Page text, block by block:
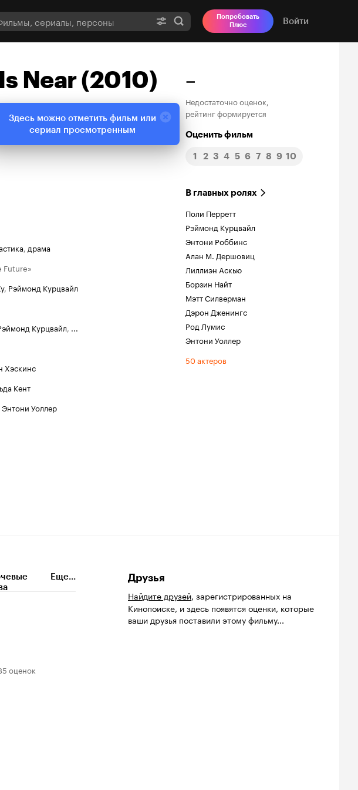
Попробовать
Плюс
Войти
Near (2010) –
Недостаточно оценок,
рейтинг формируется
Оценить фильм
1 2 3 4 5 6 7 8 9 10
, драма
Future»
, Рэймонд Курцвайл
Курцвайл, ...
Хэскинс
Кент
Энтони Уоллер
В главных ролях
Поли Перретт
Рэймонд Курцвайл
Энтони Роббинс
Алан М. Дершовиц
Лиллиэн Аскью
Борзин Найт
Мэтт Силверман
Дэрон Дженингс
Род Лумис
Энтони Уоллер
50 актеров
Еще...
оценок
Друзья
Найдите друзей, зарегистрированных на
Кинопоиске, и здесь появятся оценки, которые
ваши друзья поставили этому фильму...
Здесь можно отметить фильм или
сериал просмотренным